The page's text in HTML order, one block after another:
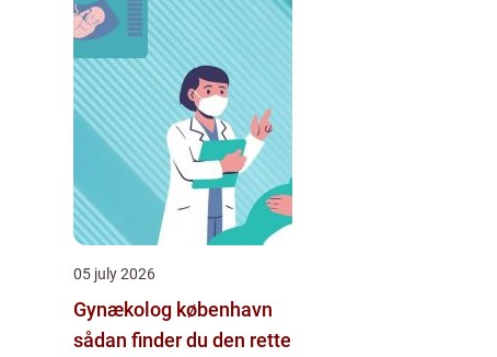
05 july 2026
Gynækolog københavn
sådan finder du den rette